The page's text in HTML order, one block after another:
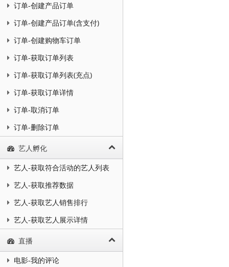
订单-创建产品订单
订单-创建产品订单(含支付)
订单-创建购物车订单
订单-获取订单列表
订单-获取订单列表(充点)
订单-获取订单详情
订单-取消订单
订单-删除订单
艺人孵化
艺人-获取符合活动的艺人列表
艺人-获取推荐数据
艺人-获取艺人销售排行
艺人-获取艺人展示详情
直播
电影-我的评论